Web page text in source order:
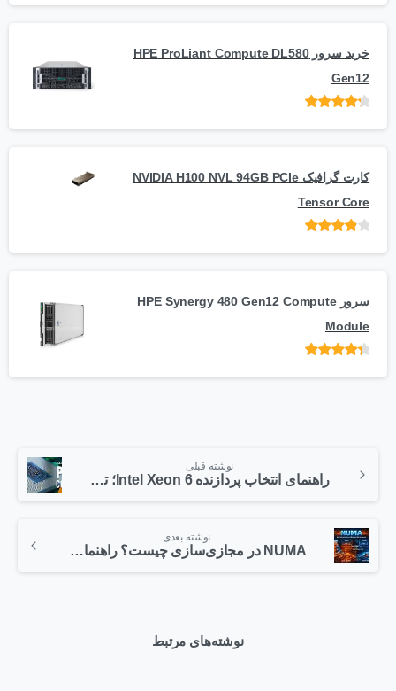
5
خرید سرور HPE ProLiant Compute DL580
Gen12
کارت گرافیک NVIDIA H100 NVL 94GB PCIe
Tensor Core
5
سرور HPE Synergy 480 Gen12 Compute
Module
نوشته قبلی
راهنمای انتخاب پردازنده Intel Xeon 6؛ تفاوت P-Core و E-Core
نوشته بعدی
NUMA در مجازی‌سازی چیست؟ راهنمای کامل بهینه‌سازی CPU و Memory در VMware ESXi
نوشته‌های مرتبط